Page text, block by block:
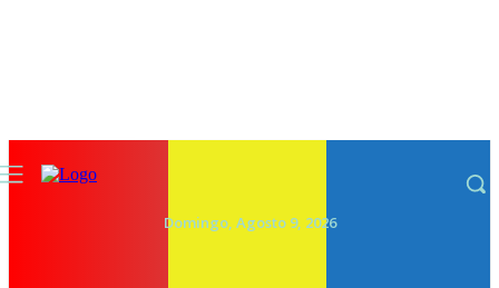
Domingo, Agosto 9, 2026